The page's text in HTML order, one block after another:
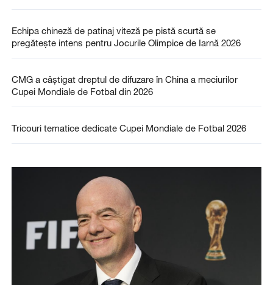
Echipa chineză de patinaj viteză pe pistă scurtă se
pregătește intens pentru Jocurile Olimpice de Iarnă 2026
CMG a câștigat dreptul de difuzare în China a meciurilor
Cupei Mondiale de Fotbal din 2026
Tricouri tematice dedicate Cupei Mondiale de Fotbal 2026